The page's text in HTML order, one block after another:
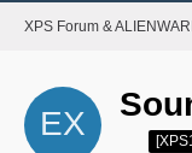
XPS Forum &